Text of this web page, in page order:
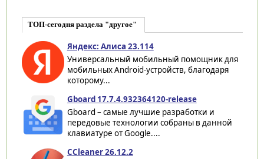
ТОП-сегодня раздела "другое"
Яндекс: Алиса 23.114
Универсальный мобильный помощник для
мобильных Android-устройств, благодаря
которому...
Gboard 17.7.4.932364120-release
Gboard – самые лучшие разработки и
передовые технологии собраны в данной
клавиатуре от Google....
CCleaner 26.12.2